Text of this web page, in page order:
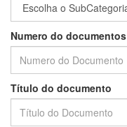
Numero do documentos
Título do documento